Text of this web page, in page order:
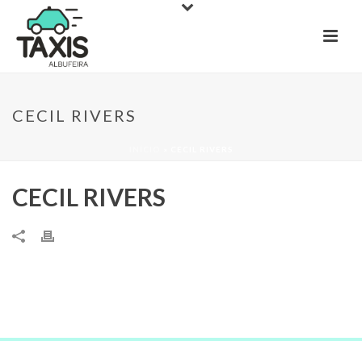
CECIL RIVERS
CECIL RIVERS